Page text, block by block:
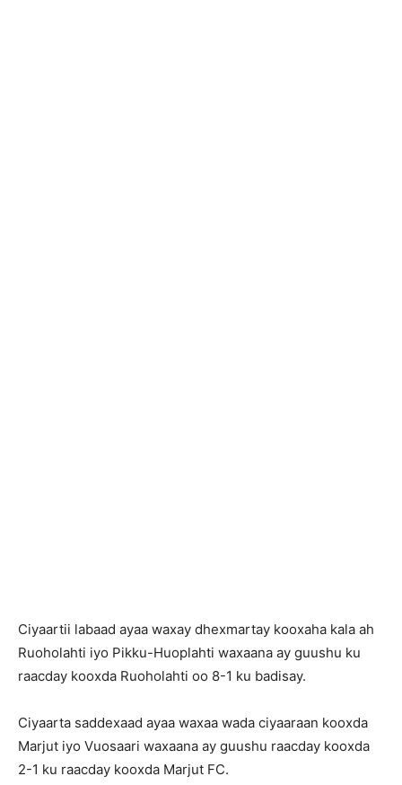
Ciyaartii labaad ayaa waxay dhexmartay kooxaha kala ah
Ruoholahti iyo Pikku-Huoplahti waxaana ay guushu ku
raacday kooxda Ruoholahti oo 8-1 ku badisay.
Ciyaarta saddexaad ayaa waxaa wada ciyaaraan kooxda
Marjut iyo Vuosaari waxaana ay guushu raacday kooxda
2-1 ku raacday kooxda Marjut FC.